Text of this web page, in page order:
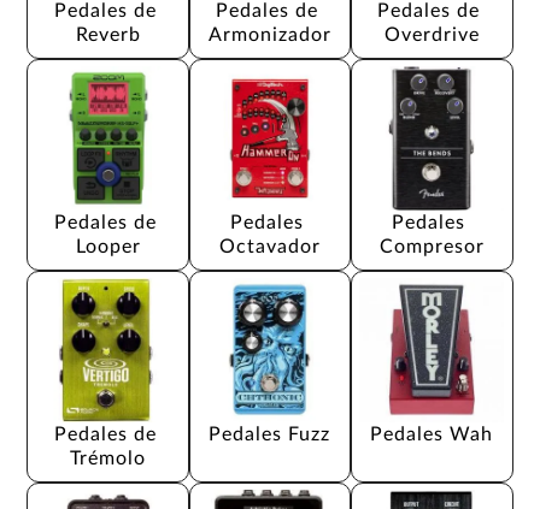
Pedales de
Reverb
Pedales de
Armonizador
Pedales de
Overdrive
Pedales de
Looper
Pedales
Octavador
Pedales
Compresor
Pedales de
Trémolo
Pedales Fuzz Pedales Wah